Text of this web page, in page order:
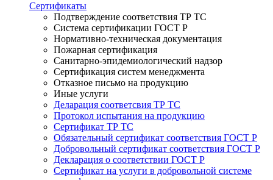
Сертификаты
Подтверждение соответствия ТР ТС
Система сертификации ГОСТ Р
Нормативно-техническая документация
Пожарная сертификация
Санитарно-эпидемиологический надзор
Сертификация систем менеджмента
Отказное письмо на продукцию
Иные услуги
Деларация соответсвия ТР ТС
Протокол испытания на продукцию
Сертификат ТР ТС
Обязательный сертификат соответствия ГОСТ Р
Добровольный сертификат соответствия ГОСТ Р
Декларация о соответствии ГОСТ Р
Сертификат на услуги в добровольной системе